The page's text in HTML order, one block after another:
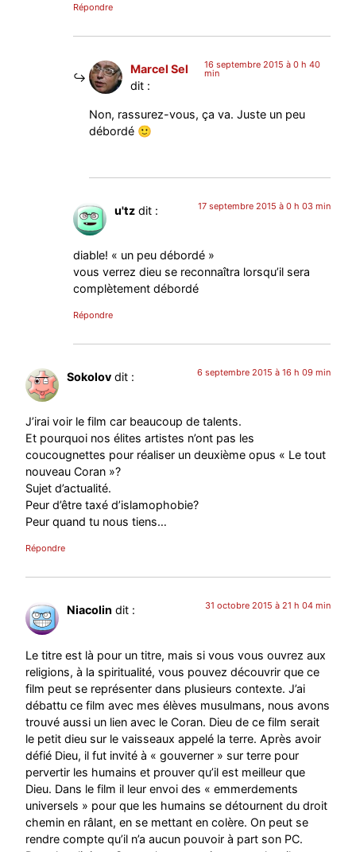
Répondre
Marcel Sel
dit :
16 septembre 2015 à 0 h 40
min
Non, rassurez-vous, ça va. Juste un peu
débordé 🙂
u'tz dit : 17 septembre 2015 à 0 h 03 min
diable! « un peu débordé »
vous verrez dieu se reconnaîtra lorsqu’il sera
complètement débordé
Répondre
Sokolov dit : 6 septembre 2015 à 16 h 09 min
J’irai voir le film car beaucoup de talents.
Et pourquoi nos élites artistes n’ont pas les
coucougnettes pour réaliser un deuxième opus « Le tout
nouveau Coran »?
Sujet d’actualité.
Peur d’être taxé d’islamophobie?
Peur quand tu nous tiens…
Répondre
Niacolin dit : 31 octobre 2015 à 21 h 04 min
Le titre est là pour un titre, mais si vous vous ouvrez aux
religions, à la spiritualité, vous pouvez découvrir que ce
film peut se représenter dans plusieurs contexte. J’ai
débattu ce film avec mes élèves musulmans, nous avons
trouvé aussi un lien avec le Coran. Dieu de ce film serait
le petit dieu sur le vaisseaux appelé la terre. Après avoir
défié Dieu, il fut invité à « gouverner » sur terre pour
pervertir les humains et prouver qu’il est meilleur que
Dieu. Dans le film il leur envoi des « emmerdements
universels » pour que les humains se détournent du droit
chemin en râlant, en se mettant en colère. On peut se
rendre compte qu’il n’a aucun pouvoir à part son PC.